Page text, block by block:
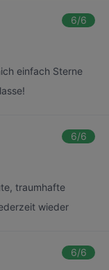
6/6
einfach Sterne
6/6
traumhafte
wieder
6/6